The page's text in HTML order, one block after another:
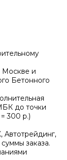
Москве и
Бетонного
до точки
300 р.)
Автотрейдинг,
заказа.